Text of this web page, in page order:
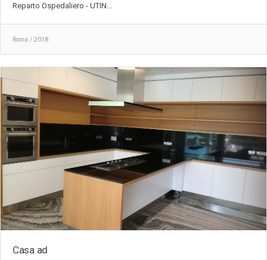
Reparto Ospedaliero - UTIN...
Roma / 2018
Casa ad